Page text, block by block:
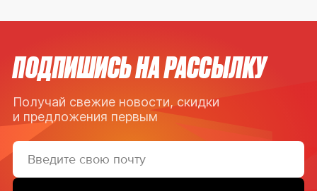
ПОДПИШИСЬ НА РАССЫЛКУ
Получай свежие новости, скидки
и предложения первым